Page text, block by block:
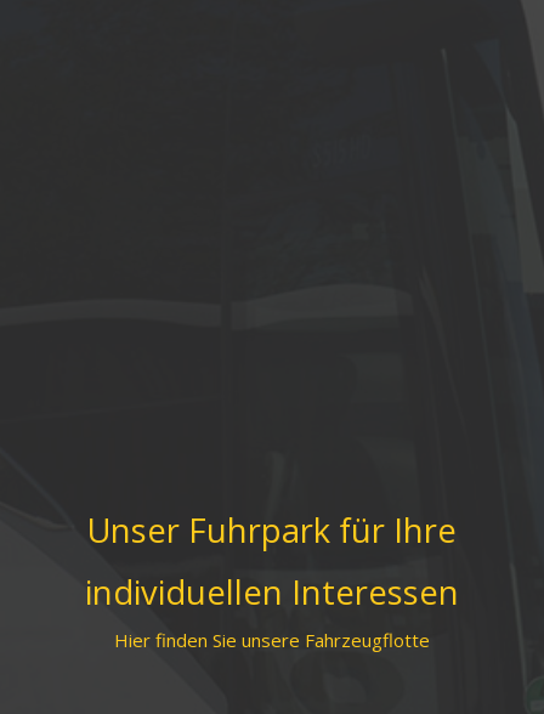
Unser Fuhrpark für Ihre
individuellen Interessen
Hier finden Sie unsere Fahrzeugflotte